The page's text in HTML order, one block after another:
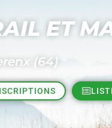
ET
(64)